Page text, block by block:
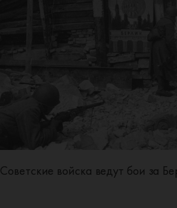
Советские войска ведут бои за